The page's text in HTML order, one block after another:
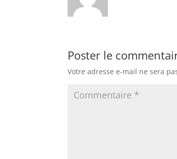
Poster le
Votre adresse e-mail ne sera